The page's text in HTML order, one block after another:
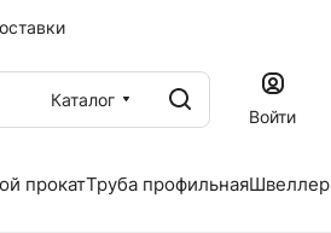
Каталог
Войти
прокатТруба профильнаяШвеллер